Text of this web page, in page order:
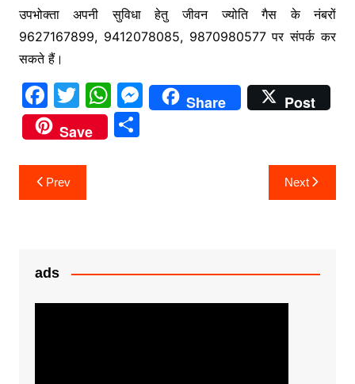
उपभोक्ता अपनी सुविधा हेतु जीवन ज्योति गैस के नंबरों
9627167899, 9412078085, 9870980577 पर संपर्क कर
सकते हैं।
F
a
c
e
b
k
T
w
itt
er
W
h
at
M
e
er
Share
Post
Save
S
Post
navigation
Prev Next
ads